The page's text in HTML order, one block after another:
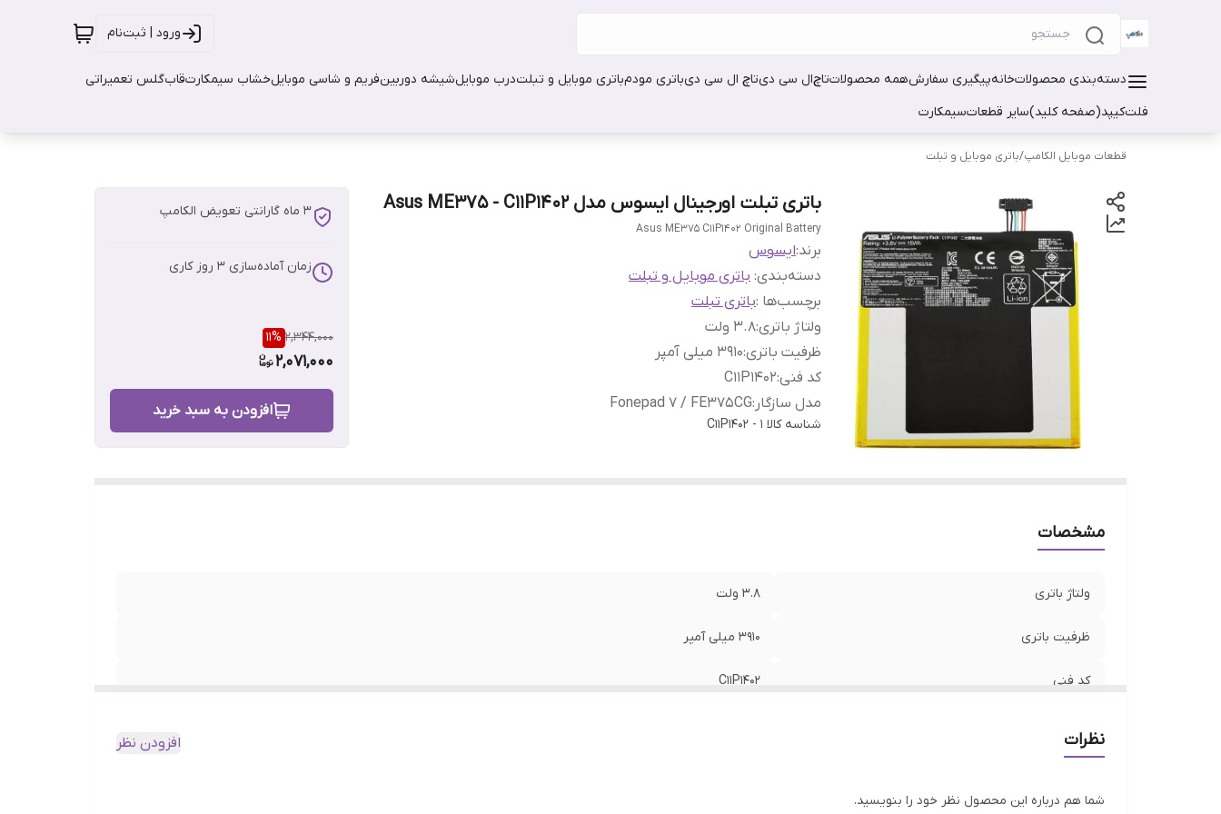
ورود | ثبت‌نام
دسته‌بندی محصولاتخانهپیگیری سفارشهمه محصولاتتاچال سی دیتاچ ال سی دیباتری مودمباتری موبایل و تبلتدرب موبایلشیشه دوربینفریم و شاسی موبایلخشاب سیمکارتقابگلس تعمیراتی
فلتکیپد(صفحه کلید)سایر قطعاتسیمکارت
قطعات موبایل الکامپ/باتری موبایل و تبلت
باتری تبلت اورجینال ایسوس مدل Asus ME375 - C11P1402
Asus ME375 C11P1402 Original Battery
برند:ایسوس
دسته‌بندی: باتری موبایل و تبلت
برچسب‌ها :باتری تبلت
ولتاژ باتری:3.8 ولت
ظرفیت باتری:3910 میلی آمپر
کد فنی:
C11P1402
مدل سازگار :
Fonepad 7 / FE375CG
شناسه کالا C11P1402 - 1
3 ماه گارانتی تعویض الکامپ
زمان آماده‌سازی 3 روز کاری
2,344,000
11%
2,071,000
افزودن به سبد خرید
مشخصات
ولتاژ باتری 3.8 ولت
ظرفیت باتری 3910 میلی آمپر
کد فنی C11P1402
نظرات افزودن نظر
شما هم درباره این محصول نظر خود را بنویسید.